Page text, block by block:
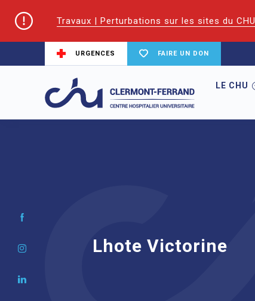
Travaux | Perturbations sur les sites du CHU
URGENCES FAIRE UN DON
LE CHU
Accueil Trouver un service du CHU
Lhote Victorine